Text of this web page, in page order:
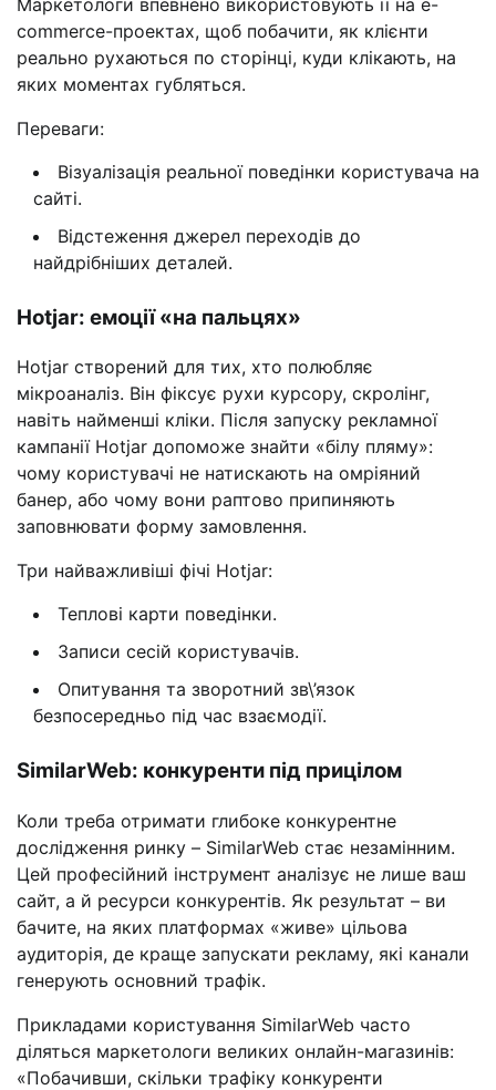
Маркетологи впевнено використовують її на e-
commerce-проектах, щоб побачити, як клієнти
реально рухаються по сторінці, куди клікають, на
яких моментах губляться.
Переваги:
Візуалізація реальної поведінки користувача на
сайті.
Відстеження джерел переходів до
найдрібніших деталей.
Hotjar: емоції «на пальцях»
Hotjar створений для тих, хто полюбляє
мікроаналіз. Він фіксує рухи курсору, скролінг,
навіть найменші кліки. Після запуску рекламної
кампанії Hotjar допоможе знайти «білу пляму»:
чому користувачі не натискають на омріяний
банер, або чому вони раптово припиняють
заповнювати форму замовлення.
Три найважливіші фічі Hotjar:
Теплові карти поведінки.
Записи сесій користувачів.
Опитування та зворотний зв\’язок
безпосередньо під час взаємодії.
SimilarWeb: конкуренти під прицілом
Коли треба отримати глибоке конкурентне
дослідження ринку – SimilarWeb стає незамінним.
Цей професійний інструмент аналізує не лише ваш
сайт, а й ресурси конкурентів. Як результат – ви
бачите, на яких платформах «живе» цільова
аудиторія, де краще запускати рекламу, які канали
генерують основний трафік.
Прикладами користування SimilarWeb часто
діляться маркетологи великих онлайн-магазинів:
«Побачивши, скільки трафіку конкуренти